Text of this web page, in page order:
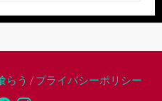
らう / プライバシーポリシー